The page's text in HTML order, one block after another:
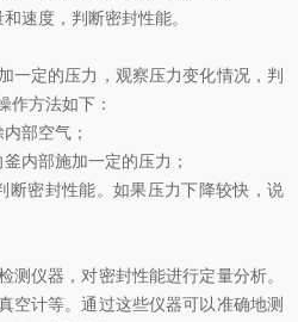
度，判断密封性能。
定的压力，观察压力变化情况，判
作方法如下：
部空气；
部施加一定的压力；
密封性能。如果压力下降较快，说
仪器，对密封性能进行定量分析。
空计等。通过这些仪器可以准确地测